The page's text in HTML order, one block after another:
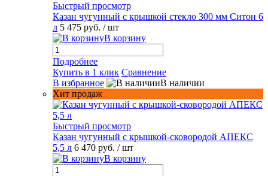
Быстрый просмотр
Казан чугунный с крышкой стекло 300 мм Ситон 6
л 5 475 руб. / шт
В корзину
Подробнее
Купить в 1 клик Сравнение
В избранное
В наличии
Хит продаж
Быстрый просмотр
Казан чугунный с крышкой-сковородой АПЕКС
5,5 л 6 470 руб. / шт
В корзину